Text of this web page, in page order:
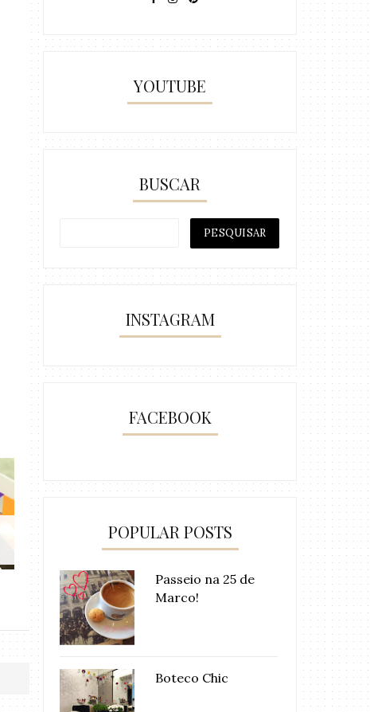
Pic Nic no Parque Cama de
YOUTUBE
BUSCAR
INSTAGRAM
FACEBOOK
POPULAR POSTS
Passeio na 25 de
Marco!
Boteco Chic